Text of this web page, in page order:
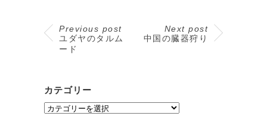
Previous post
ユダヤのタルム
ード
Next post
中国の臓器狩り
カテゴリー
カ